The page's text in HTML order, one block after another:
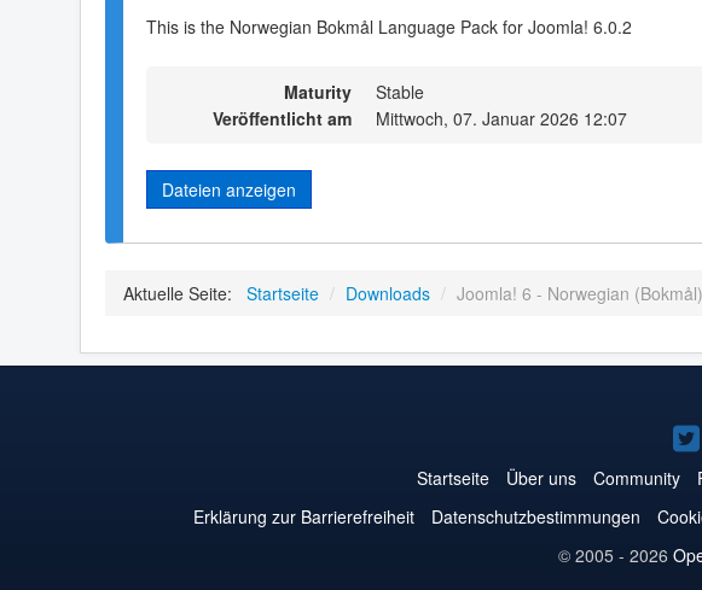
This is the Norwegian Bokmål Language Pack for Joomla! 6.0.2
Maturity
Stable
Veröffentlicht am
Mittwoch, 07. Januar 2026 12:07
Dateien anzeigen
Aktuelle Seite: Startseite / Downloads / Joomla! 6 - Norwegian (Bokmål)
Startseite Über uns Community
Erklärung zur Barrierefreiheit
Datenschutzbestimmungen
© 2005 - 2026